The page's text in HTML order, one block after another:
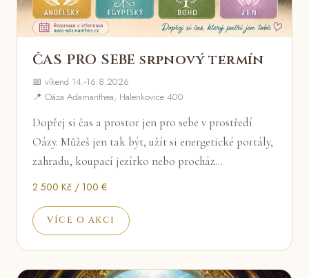
ČAS PRO SEBE srpnový termín
📅 víkend 14.-16.8.2026
📍 Oáza Adamanthea, Halenkovice 400
Dopřej si čas a prostor jen pro sebe v prostředí
Oázy. Můžeš jen tak být, užít si energetické portály,
zahradu, koupací jezírko nebo procház…
2 500 Kč / 100 €
VÍCE O AKCI